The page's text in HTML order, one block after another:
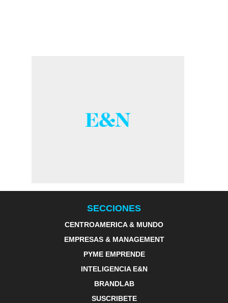
SECCIONES
CENTROAMERICA & MUNDO
EMPRESAS & MANAGEMENT
PYME EMPRENDE
INTELIGENCIA E&N
BRANDLAB
SUSCRIBETE